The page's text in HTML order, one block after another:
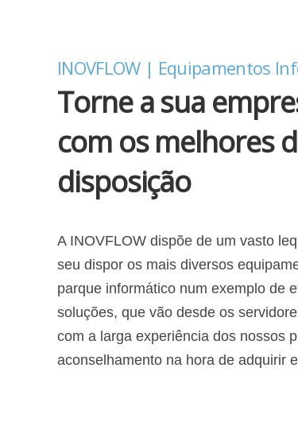
INOVFLOW | Equipamentos
Torne a sua
com os melhores
disposição
A INOVFLOW dispõe de um vasto
seu dispor os mais diversos
parque informático num exemplo de
soluções, que vão desde os
com a larga experiência dos nossos
aconselhamento na hora de adquirir